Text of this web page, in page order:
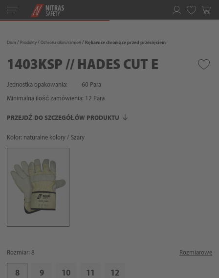
Toggle
navigation
Dom Produkty Ochrona dłoni/ramion Rękawice chroniące przed przecięciem
1403KSP // HADES CUT E
Jednostka opakowania:
60 Para
Minimalna ilość zamówienia: 12 Para
PRZEJDŹ DO SZCZEGÓŁÓW PRODUKTU
Kolor: naturalne kolory / Szary
Rozmiar: 8 Rozmiarowe
8 9 10 11 12